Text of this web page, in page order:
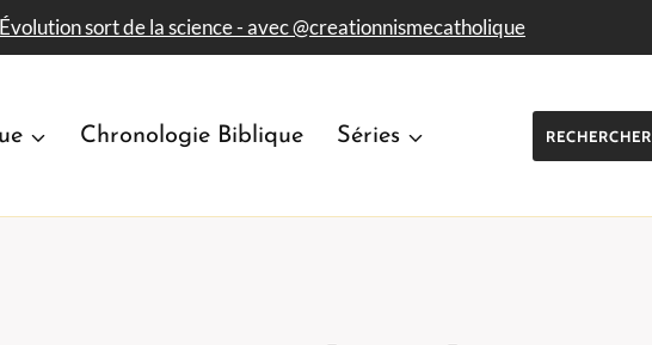
sort de la science - avec​ @creationnismecatholique
Chronologie Biblique Séries RECHERCHER